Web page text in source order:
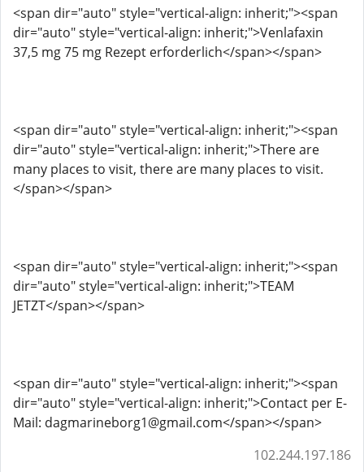
<span dir="auto" style="vertical-align: inherit;"><span
dir="auto" style="vertical-align: inherit;">Venlafaxin
37,5 mg 75 mg Rezept erforderlich</span></span>
<span dir="auto" style="vertical-align: inherit;"><span
dir="auto" style="vertical-align: inherit;">There are
many places to visit, there are many places to visit.
</span></span>
<span dir="auto" style="vertical-align: inherit;"><span
dir="auto" style="vertical-align: inherit;">TEAM
JETZT</span></span>
<span dir="auto" style="vertical-align: inherit;"><span
dir="auto" style="vertical-align: inherit;">Contact per E-
Mail: dagmarineborg1@gmail.com</span></span>
102.244.197.186